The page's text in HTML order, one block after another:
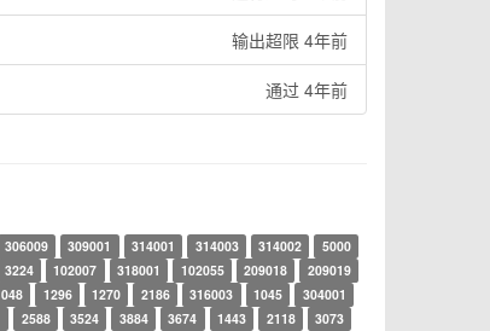
输出超限 4年前
通过 4年前
306009 309001 314001 314003 314002
5000
3224 102007 318001 102055 209018
209019
1296 1270 2186 316003 1045
304001
2588 3524 3884 3674 1443 2118 3073